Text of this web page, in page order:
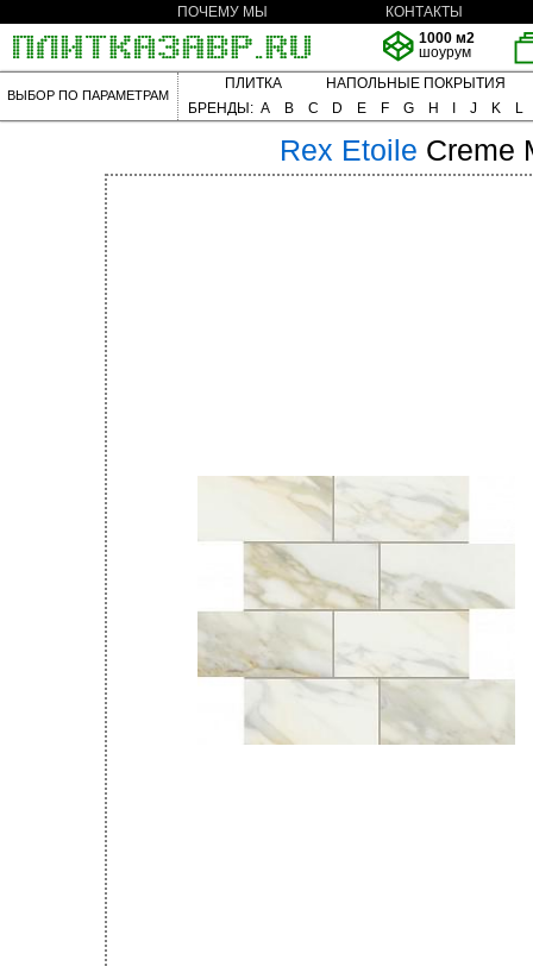
ПОЧЕМУ МЫ
КОНТАКТЫ
1000 м2
шоурум
ВЫБОР ПО ПАРАМЕТРАМ
ПЛИТКА
НАПОЛЬНЫЕ ПОКРЫТИЯ
БРЕНДЫ: A B C D E F G H J K L
Rex Etoile Creme